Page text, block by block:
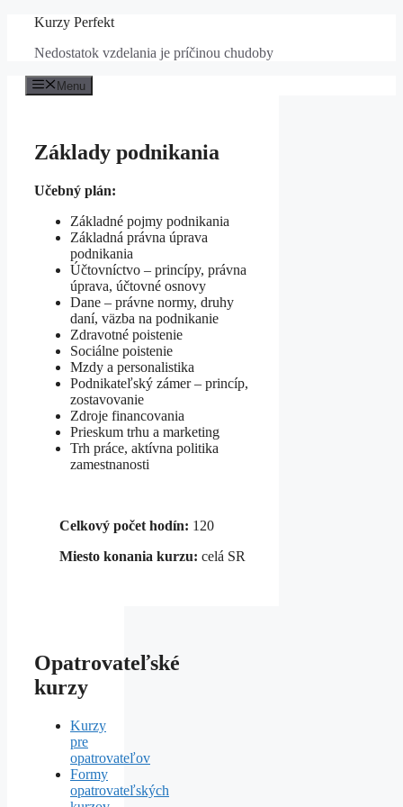
Preskočiť
obsah
Kurzy Perfekt
Nedostatok vzdelania je príčinou chudoby
Menu
Základy podnikania
Učebný plán:
Základné pojmy podnikania
Základná právna úprava
podnikania
Účtovníctvo – princípy, právna
úprava, účtovné osnovy
Dane – právne normy, druhy
daní, väzba na podnikanie
Zdravotné poistenie
Sociálne poistenie
Mzdy a personalistika
Podnikateľský zámer – princíp,
zostavovanie
Zdroje financovania
Prieskum trhu a marketing
Trh práce, aktívna politika
zamestnanosti
Celkový počet hodín: 120
Miesto konania kurzu: celá SR
Opatrovateľské
kurzy
Kurzy
pre
opatrovateľov
Formy
opatrovateľských